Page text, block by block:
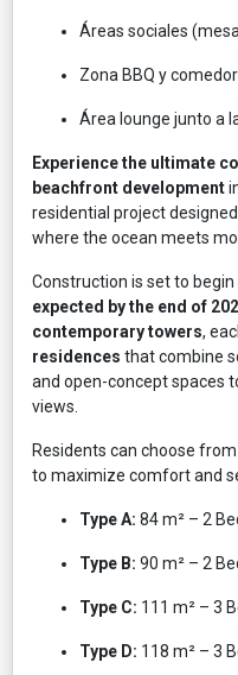
Áreas sociales
Zona BBQ y
Área lounge junto a
Experience the ultimate
beachfront development
residential project
where the ocean meets
Construction is set to begin
expected by the end of
contemporary towers,
residences that combine
and open-concept spaces
views.
Residents can choose
to maximize comfort and
Type A: 84 m² – 2
Type B: 90 m² – 2
Type C: 111 m² – 3
Type D: 118 m² – 3